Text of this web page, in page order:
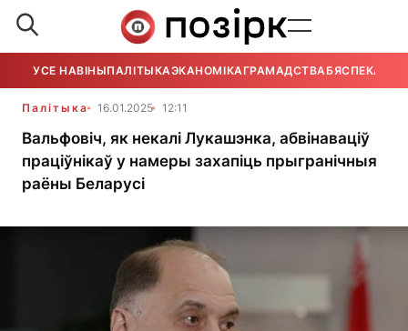
УСЕ НАВІНЫПАЛІТЫКАЭКАНОМІКАГРАМАДСТВАБЯСПЕКА
Палітыка 16.01.2025 12:11
Вальфовіч, як некалі Лукашэнка, абвінаваціў
праціўнікаў у намеры захапіць прыгранічныя
раёны Беларусі